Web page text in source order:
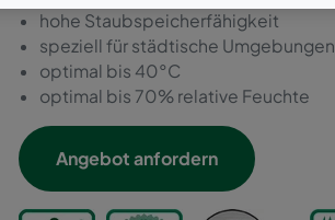
hohe Staubspeicherfähigkeit
speziell für städtische Umgebungen
optimal bis 40°C
optimal bis 70% relative Feuchte
Angebot anfordern